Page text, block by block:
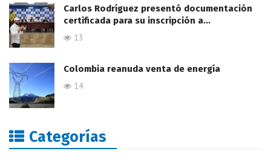
Carlos Rodríguez presentó documentación
certificada para su inscripción a…
13
Colombia reanuda venta de energía
14
Categorías